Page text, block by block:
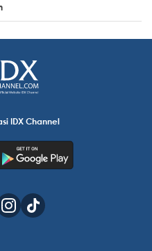
IDX Channel